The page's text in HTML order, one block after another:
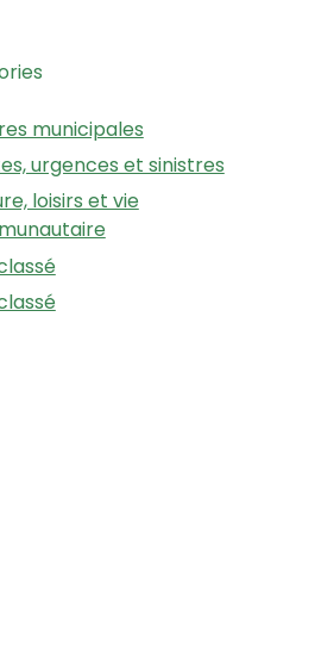
municipales
urgences et sinistres
loisirs et vie